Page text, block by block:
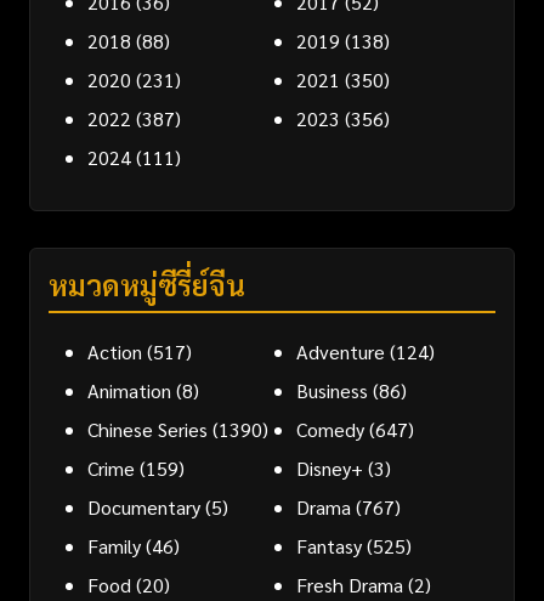
2018 (88) 2019 (138)
2020 (231) 2021 (350)
2022 (387) 2023 (356)
2024(111)
หมวดหมู่ซีรี่ย์จีน
Action (517) Adventure (124)
Animation (8) Business (86)
Chinese Series (1390) Comedy(647)
Crime (159) Disney+ (3)
Documentary(5) Drama(767)
Family(46) Fantasy(525)
Food(20) Fresh Drama(2)